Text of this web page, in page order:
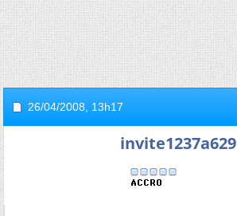
26/04/2008, 13h17
invite1237a629